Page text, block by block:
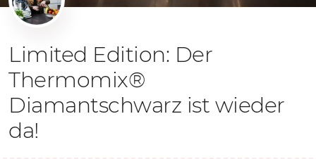
Limited Edition: Der
Thermomix®
Diamantschwarz ist wieder
da!